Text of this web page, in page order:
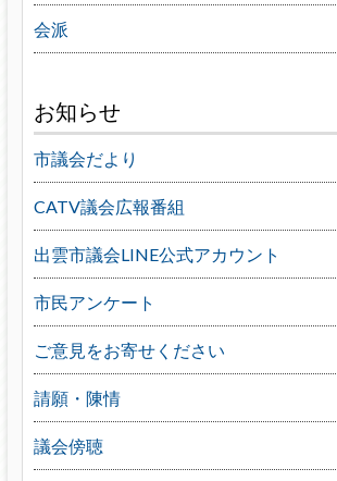
会派
お知らせ
市議会だより
CATV議会広報番組
出雲市議会LINE公式アカウント
市民アンケート
ご意見をお寄せください
請願・陳情
議会傍聴